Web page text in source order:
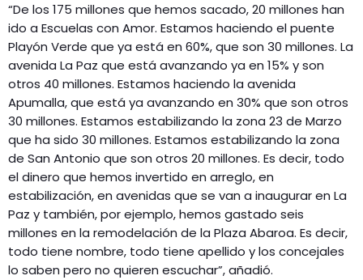
“De los 175 millones que hemos sacado, 20 millones han
ido a Escuelas con Amor. Estamos haciendo el puente
Playón Verde que ya está en 60%, que son 30 millones. La
avenida La Paz que está avanzando ya en 15% y son
otros 40 millones. Estamos haciendo la avenida
Apumalla, que está ya avanzando en 30% que son otros
30 millones. Estamos estabilizando la zona 23 de Marzo
que ha sido 30 millones. Estamos estabilizando la zona
de San Antonio que son otros 20 millones. Es decir, todo
el dinero que hemos invertido en arreglo, en
estabilización, en avenidas que se van a inaugurar en La
Paz y también, por ejemplo, hemos gastado seis
millones en la remodelación de la Plaza Abaroa. Es decir,
todo tiene nombre, todo tiene apellido y los concejales
lo saben pero no quieren escuchar”, añadió.